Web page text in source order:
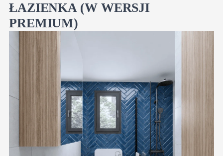
ŁAZIENKA (W WERSJI
PREMIUM)